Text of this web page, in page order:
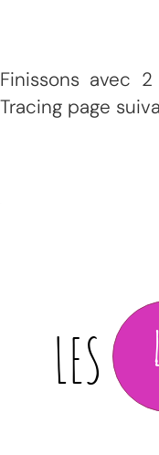
Finissons avec
Tracing page
LES